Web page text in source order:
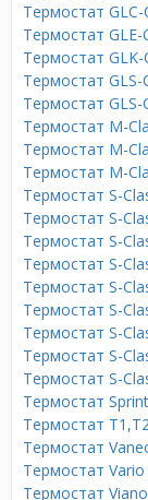
Термостат GLC-
Термостат GLE-
Термостат GLK-
Термостат GLS-
Термостат GLS-
Термостат M-
Термостат M-
Термостат M-
Термостат S-
Термостат S-
Термостат S-
Термостат S-
Термостат S-
Термостат S-
Термостат S-
Термостат S-
Термостат S-
Термостат
Термостат
Термостат
Термостат Vario
Термостат Viano